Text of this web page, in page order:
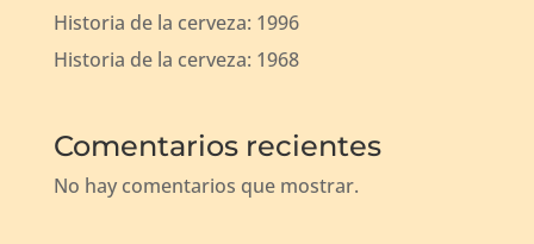
Historia de la cerveza: 1996
Historia de la cerveza: 1968
Comentarios recientes
No hay comentarios que mostrar.